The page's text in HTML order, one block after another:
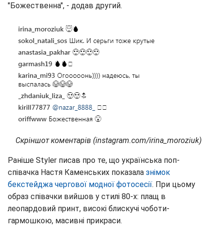
"Божественна", - додав другий.
Скріншот коментарів (instagram.com/irina_moroziuk)
Раніше Styler писав про те, що українська поп-
співачка Настя Каменських показала знімок
бекстейджа чергової модної фотосесії. При цьому
образ співачки вийшов у стилі 80-х: плащ в
леопардовий принт, високі блискучі чоботи-
гармошкою, масивні прикраси.